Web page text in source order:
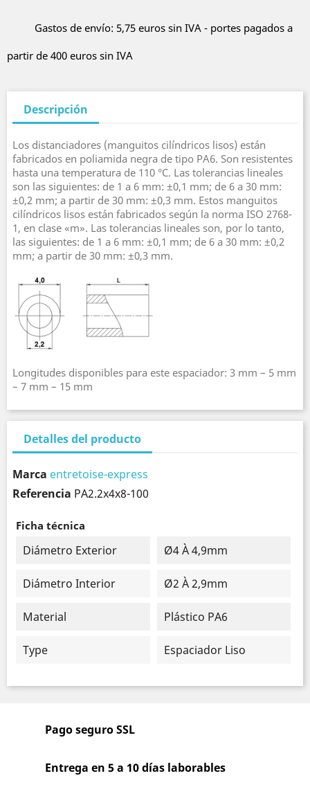
Gastos de envío: 5,75 euros sin IVA - portes pagados a
partir de 400 euros sin IVA
Descripción
Los distanciadores (manguitos cilíndricos lisos) están
fabricados en poliamida negra de tipo PA6. Son resistentes
hasta una temperatura de 110 °C. Las tolerancias lineales
son las siguientes: de 1 a 6 mm: ±0,1 mm; de 6 a 30 mm:
±0,2 mm; a partir de 30 mm: ±0,3 mm. Estos manguitos
cilíndricos lisos están fabricados según la norma ISO 2768-
1, en clase «m». Las tolerancias lineales son, por lo tanto,
las siguientes: de 1 a 6 mm: ±0,1 mm; de 6 a 30 mm: ±0,2
mm; a partir de 30 mm: ±0,3 mm.
Longitudes disponibles para este espaciador: 3 mm – 5 mm
– 7 mm – 15 mm
Detalles del producto
Marca entretoise-express
Referencia PA2.2x4x8-100
Ficha técnica
Diámetro Exterior Ø4 À 4,9mm
Diámetro Interior Ø2 À 2,9mm
Material Plástico PA6
Type Espaciador Liso
Pago seguro SSL
Entrega en 5 a 10 días laborables